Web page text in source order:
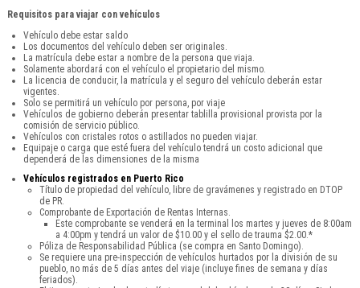
Requisitos para viajar con vehículos
Vehículo debe estar saldo
Los documentos del vehículo deben ser originales.
La matrícula debe estar a nombre de la persona que viaja.
Solamente abordará con el vehículo el propietario del mismo.
La licencia de conducir, la matrícula y el seguro del vehículo deberán estar
vigentes.
Solo se permitirá un vehículo por persona, por viaje
Vehículos de gobierno deberán presentar tablilla provisional provista por la
comisión de servicio público.
Vehículos con cristales rotos o astillados no pueden viajar.
Equipaje o carga que esté fuera del vehículo tendrá un costo adicional que
dependerá de las dimensiones de la misma
Vehículos registrados en Puerto Rico
Título de propiedad del vehículo, libre de gravámenes y registrado en DTOP
de PR.
Comprobante de Exportación de Rentas Internas.
Este comprobante se venderá en la terminal los martes y jueves de 8:00am
a 4:00pm y tendrá un valor de $10.00 y el sello de trauma $2.00.*
Póliza de Responsabilidad Pública (se compra en Santo Domingo).
Se requiere una pre-inspección de vehículos hurtados por la división de su
pueblo, no más de 5 días antes del viaje (incluye fines de semana y días
feriados).